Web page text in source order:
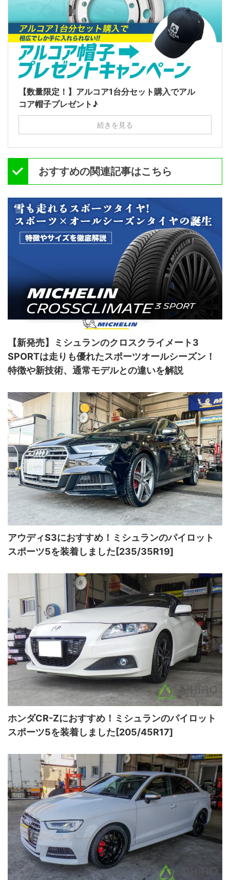
【数量限定！】アルコア1台分セット購入でアル
コア帽子プレゼント♪
続きを見る
おすすめの関連記事はこちら
【新発売】ミシュランのクロスクライメート3
SPORTは走りも優れたスポーツオールシーズン！
特徴や新技術、通常モデルとの違いを解説
アウディS3におすすめ！ミシュランのパイロット
スポーツ5を装着しました[235/35R19]
ホンダCR-Zにおすすめ！ミシュランのパイロット
スポーツ5を装着しました[205/45R17]